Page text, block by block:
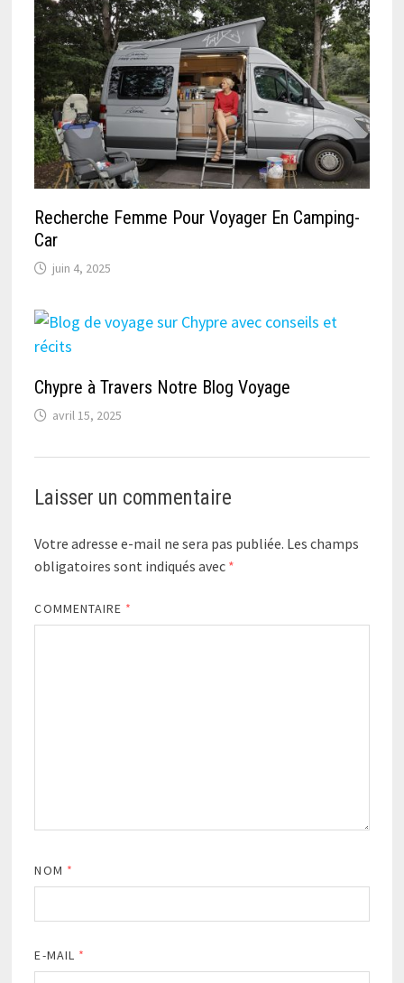
Recherche Femme Pour Voyager En Camping-
Car
juin 4, 2025
Chypre à Travers Notre Blog Voyage
avril 15, 2025
Laisser un commentaire
Votre adresse e-mail ne sera pas publiée. Les champs
obligatoires sont indiqués avec *
COMMENTAIRE *
NOM *
E-MAIL *